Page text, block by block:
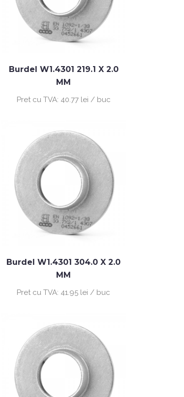
Burdel W1.4301 219.1 X 2.0
MM
Pret cu TVA: 40.77 lei / buc
Burdel W1.4301 304.0 X 2.0
MM
Pret cu TVA: 41.95 lei / buc